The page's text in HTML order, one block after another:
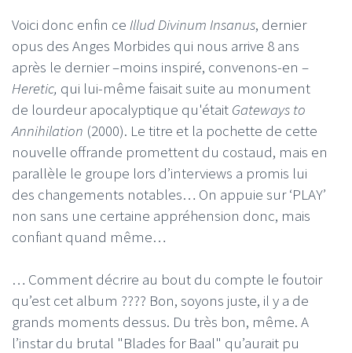
Voici donc enfin ce Illud Divinum Insanus, dernier
opus des Anges Morbides qui nous arrive 8 ans
après le dernier –moins inspiré, convenons-en –
Heretic, qui lui-même faisait suite au monument
de lourdeur apocalyptique qu'était Gateways to
Annihilation (2000). Le titre et la pochette de cette
nouvelle offrande promettent du costaud, mais en
parallèle le groupe lors d’interviews a promis lui
des changements notables… On appuie sur ‘PLAY’
non sans une certaine appréhension donc, mais
confiant quand même…
… Comment décrire au bout du compte le foutoir
qu’est cet album ???? Bon, soyons juste, il y a de
grands moments dessus. Du très bon, même. A
l’instar du brutal "Blades for Baal" qu’aurait pu